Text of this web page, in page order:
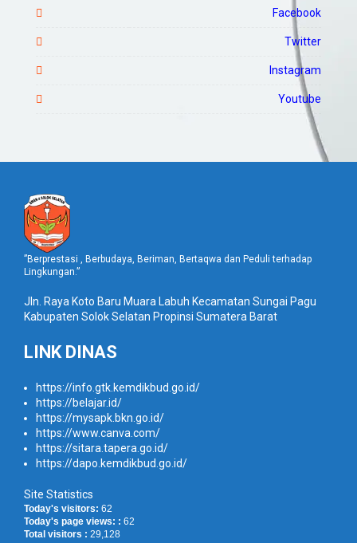
Facebook
Twitter
Instagram
Youtube
”Berprestasi , Berbudaya, Beriman, Bertaqwa dan Peduli terhadap
Lingkungan.”
Jln. Raya Koto Baru Muara Labuh Kecamatan Sungai Pagu
Kabupaten Solok Selatan Propinsi Sumatera Barat
LINK DINAS
https://info.gtk.kemdikbud.go.id/
https://belajar.id/
https://mysapk.bkn.go.id/
https://www.canva.com/
https://sitara.tapera.go.id/
https://dapo.kemdikbud.go.id/
Site Statistics
Today's visitors: 62
Today's page views: : 62
Total visitors : 29,128